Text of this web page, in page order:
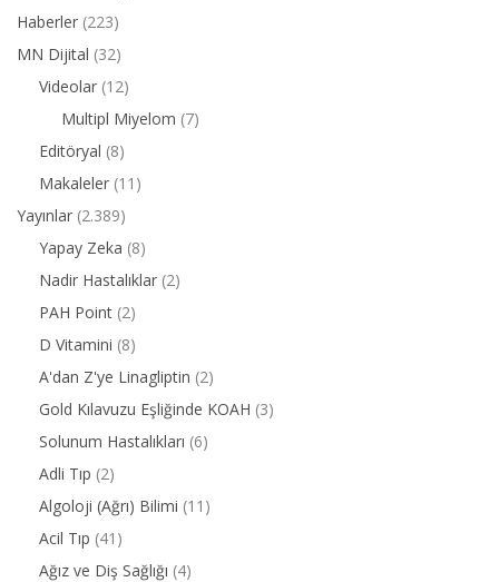
Haberler (223)
MN Dijital (32)
Videolar (12)
Multipl Miyelom (7)
Editöryal (8)
Makaleler (11)
Yayınlar (2.389)
Yapay Zeka (8)
Nadir Hastalıklar (2)
PAH Point (2)
D Vitamini (8)
A'dan Z'ye Linagliptin (2)
Gold Kılavuzu Eşliğinde KOAH (3)
Solunum Hastalıkları (6)
Adli Tıp (2)
Algoloji (Ağrı) Bilimi (11)
Acil Tıp (41)
Ağız ve Diş Sağlığı (4)